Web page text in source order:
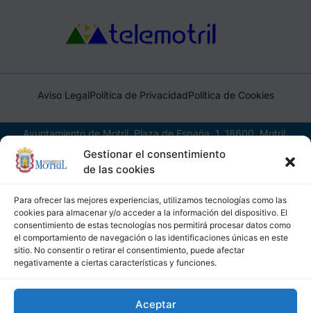
Gestionar el consentimiento
de las cookies
Para ofrecer las mejores experiencias, utilizamos tecnologías como las
cookies para almacenar y/o acceder a la información del dispositivo. El
consentimiento de estas tecnologías nos permitirá procesar datos como
el comportamiento de navegación o las identificaciones únicas en este
sitio. No consentir o retirar el consentimiento, puede afectar
negativamente a ciertas características y funciones.
Aceptar
Aviso LegalPolítica de PrivacidadPolítica de Cookies
Ayuntamiento de Motril, Plaza de España, 1, 18600, Motril,
(Granada), CIF: P1814200J, DIR3: L01181400